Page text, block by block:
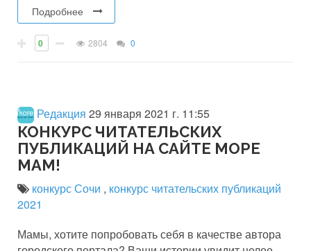
Подробнее
0 2804 0
Редакция 29 января 2021 г. 11:55
КОНКУРС ЧИТАТЕЛЬСКИХ
ПУБЛИКАЦИЙ НА САЙТЕ МОРЕ
МАМ!
конкурс Сочи , конкурс читательских публикаций
2021
Мамы, хотите попробовать себя в качестве автора